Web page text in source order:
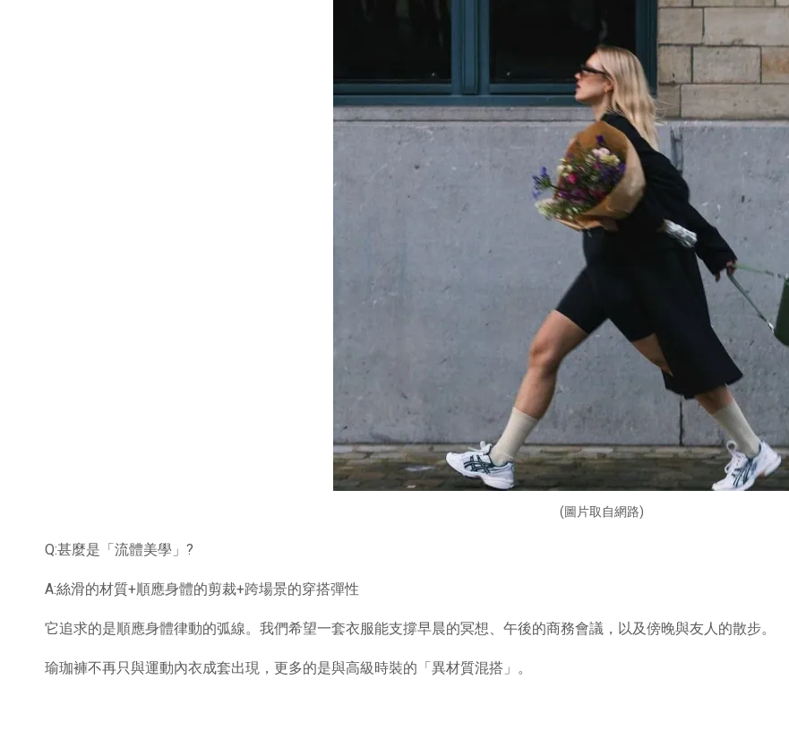
(圖片取自網路)
Q:甚麼是「流體美學」 ?
A:絲滑的材質+順應身體的剪裁+跨場景的穿搭彈性
它追求的是順應身體律動的弧線。我們希望一套衣服能支撐早晨的冥想、午後的商務會議，以及傍晚與友人的散步。
瑜珈褲不再只與運動內衣成套出現，更多的是與高級時裝的「異材質混搭」。